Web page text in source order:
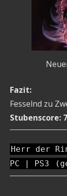
Fazit:
Fesselnd zu
Stubenscore:
Herr der
PC | PS3